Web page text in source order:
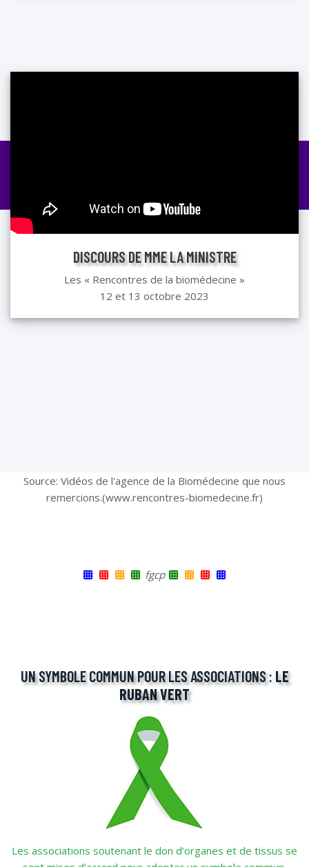
DISCOURS DE MME LA MINISTRE
Les « Rencontres de la biomédecine »
12 et 13 octobre 2023
Source: Vidéos de l'agence de la Biomédecine que nous
remercions.(www.rencontres-biomedecine.fr)
fgcp
UN SYMBOLE COMMUN POUR LES ASSOCIATIONS : LE
RUBAN VERT
Les associations soutenant le don d’organes et de tissus se